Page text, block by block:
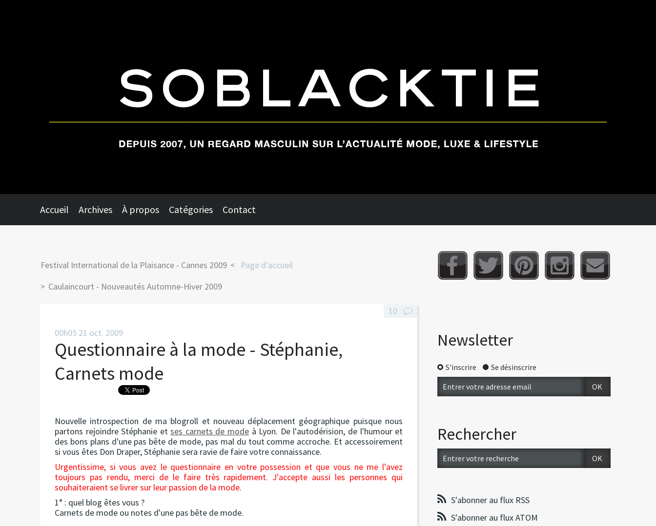
Accueil Archives À propos Catégories Contact
Festival International de la Plaisance - Cannes 2009
Page d'accueil
Caulaincourt - Nouveautés Automne-Hiver 2009
00h05 21 oct. 2009
Questionnaire à la mode - Stéphanie,
Carnets mode
Nouvelle introspection de ma blogroll et nouveau déplacement géographique puisque nous
partons rejoindre Stéphanie etses carnets de mode à Lyon. De l'autodérision, de l'humour et
des bons plans d'une pas bête de mode, pas mal du tout comme accroche. Et accessoirement
si vous êtes Don Draper, Stéphanie sera ravie de faire votre connaissance.
Urgentissime, si vous avez le questionnaire en votre possession et que vous ne me l'avez
toujours pas rendu, merci de le faire très rapidement. J'accepte aussi les personnes qui
souhaiteraient se livrer sur leur passion de la mode.
1° : quel blog êtes vous ?
Carnets de mode ou notes d'une pas bête de mode.
10
Newsletter
S'inscrire Se désinscrire
Rechercher
S'abonner au flux RSS
S'abonner au flux ATOM